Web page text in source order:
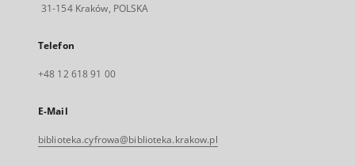
31-154 Kraków, POLSKA
Telefon
+48 12 618 91 00
E-Mail
biblioteka.cyfrowa@biblioteka.krakow.pl